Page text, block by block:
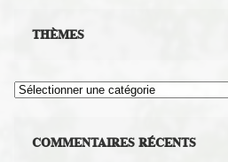
THÈMES
Thèmes
COMMENTAIRES RÉCENTS